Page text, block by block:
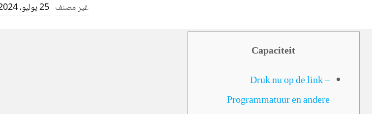
غير مصنف 25 يوليو، 2024
Capaciteit
Druk nu op de link –
Programmatuur en andere